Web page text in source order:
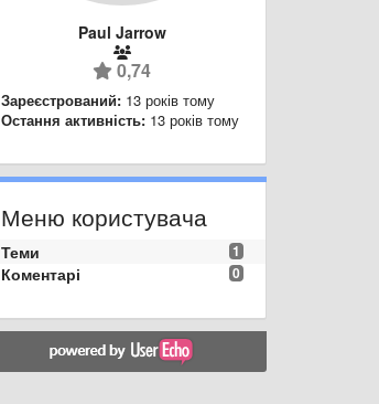
Paul Jarrow
0,74
Зареєстрований: 13 років тому
Остання активність: 13 років тому
Меню користувача
1
Теми
0
Коментарі